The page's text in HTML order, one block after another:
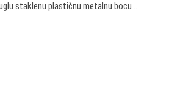
staklenu plastičnu metalnu bocu ...